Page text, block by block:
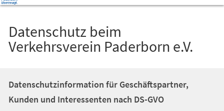
Datenschutz beim
Verkehrsverein Paderborn e.V.
Datenschutzinformation für Geschäftspartner,
Kunden und Interessenten nach DS-GVO